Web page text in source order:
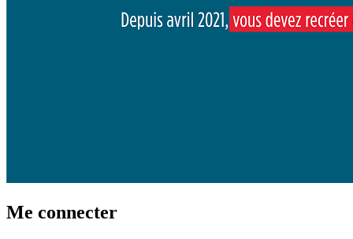
Me connecter